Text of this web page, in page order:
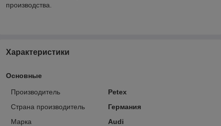
производства.
Характеристики
Основные
Производитель
Petex
Страна производитель
Германия
Марка
Audi